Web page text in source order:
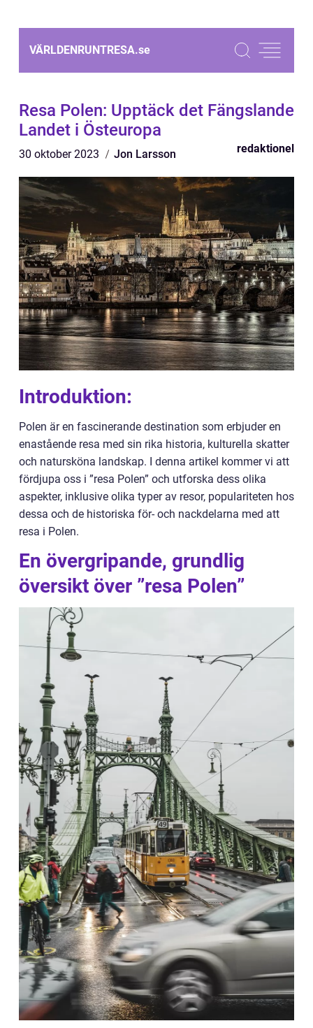
VÄRLDENRUNTRESA.se
Resa Polen: Upptäck det Fängslande
Landet i Östeuropa
30 oktober 2023 Jon Larsson redaktionel
Introduktion:
Polen är en fascinerande destination som erbjuder en
enastående resa med sin rika historia, kulturella skatter
och natursköna landskap. I denna artikel kommer vi att
fördjupa oss i ”resa Polen” och utforska dess olika
aspekter, inklusive olika typer av resor, populariteten hos
dessa och de historiska för- och nackdelarna med att
resa i Polen.
En övergripande, grundlig
översikt över ”resa Polen”